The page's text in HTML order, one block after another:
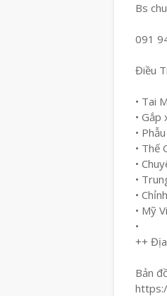
Bs
091
Điều
• Tai
•
•
• Thế
•
•
•
• Mỹ
•
++
Bản